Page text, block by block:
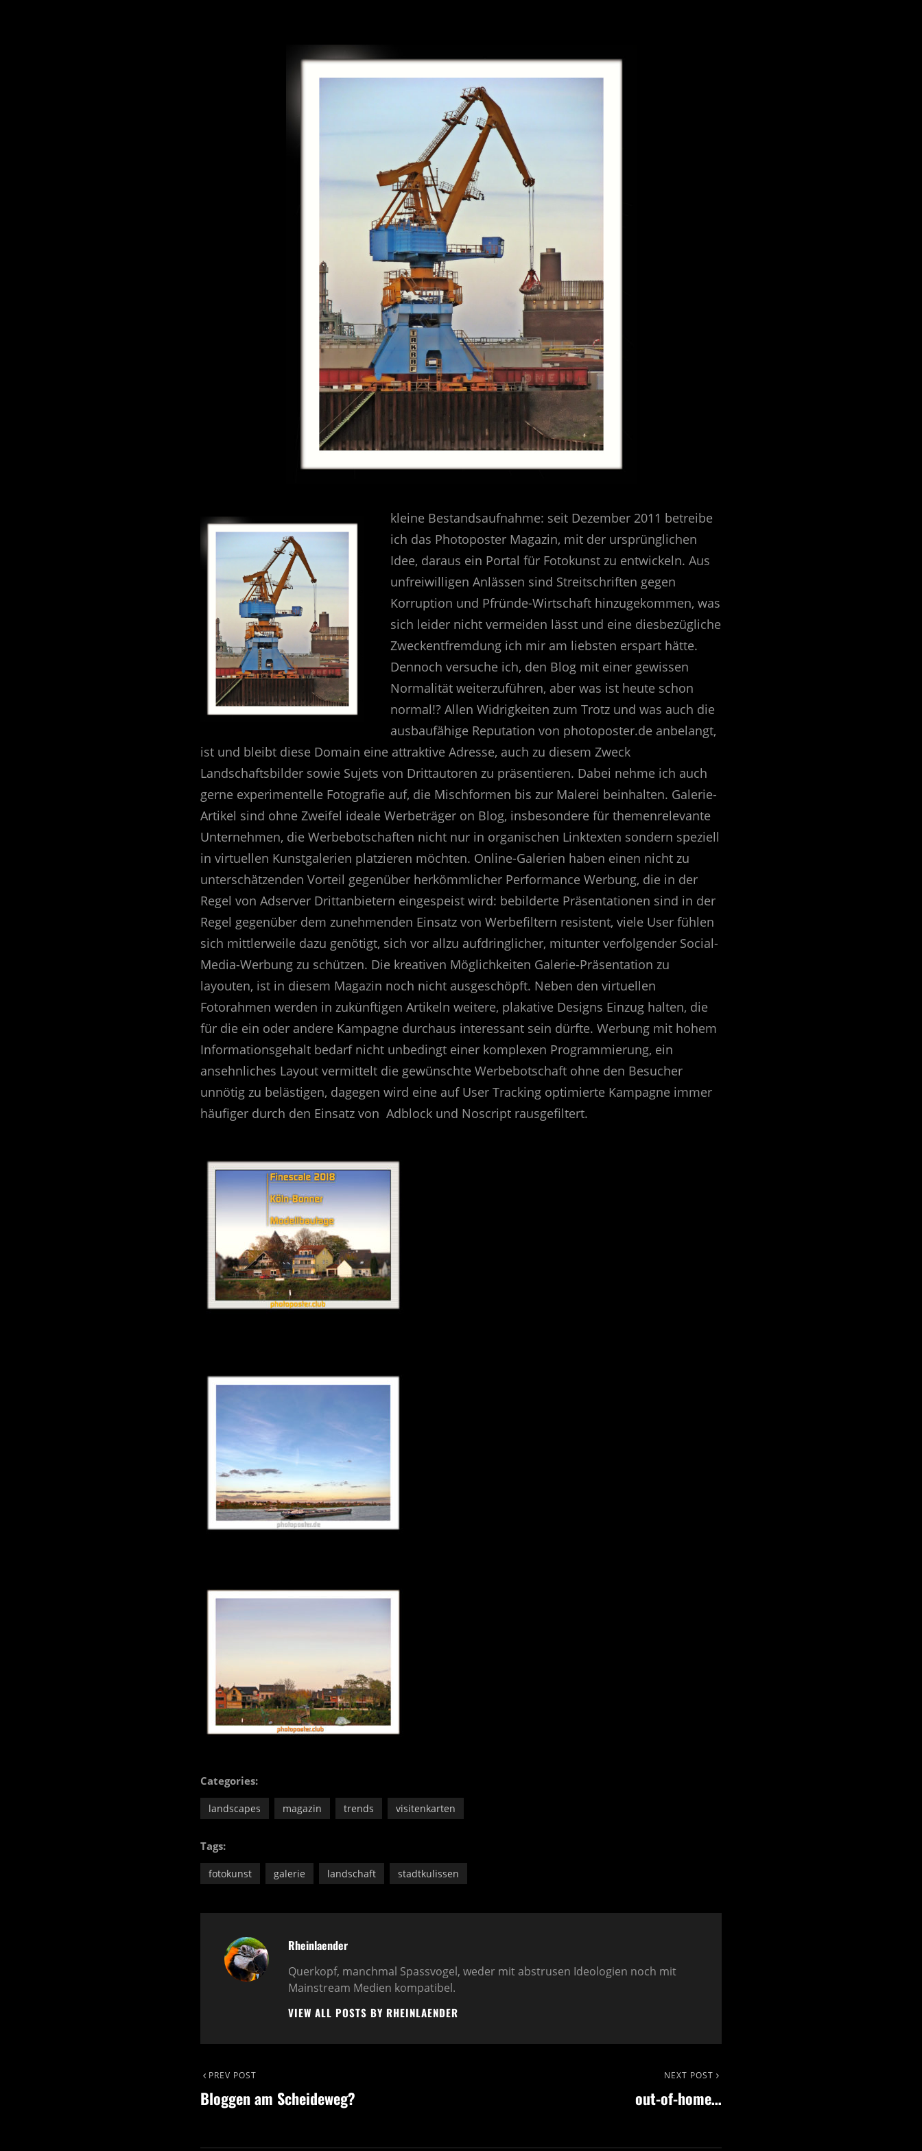
kleine Bestandsaufnahme: seit Dezember 2011 betreibe
ich das Photoposter Magazin, mit der ursprünglichen
Idee, daraus ein Portal für Fotokunst zu entwickeln. Aus
unfreiwilligen Anlässen sind Streitschriften gegen
Korruption und Pfründe-Wirtschaft hinzugekommen, was
sich leider nicht vermeiden lässt und eine diesbezügliche
Zweckentfremdung ich mir am liebsten erspart hätte.
Dennoch versuche ich, den Blog mit einer gewissen
Normalität weiterzuführen, aber was ist heute schon
normal!? Allen Widrigkeiten zum Trotz und was auch die
ausbaufähige Reputation von photoposter.de anbelangt,
ist und bleibt diese Domain eine attraktive Adresse, auch zu diesem Zweck
Landschaftsbilder sowie Sujets von Drittautoren zu präsentieren. Dabei nehme ich auch
gerne experimentelle Fotografie auf, die Mischformen bis zur Malerei beinhalten. Galerie-
Artikel sind ohne Zweifel ideale Werbeträger on Blog, insbesondere für themenrelevante
Unternehmen, die Werbebotschaften nicht nur in organischen Linktexten sondern speziell
in virtuellen Kunstgalerien platzieren möchten. Online-Galerien haben einen nicht zu
unterschätzenden Vorteil gegenüber herkömmlicher Performance Werbung, die in der
Regel von Adserver Drittanbietern eingespeist wird: bebilderte Präsentationen sind in der
Regel gegenüber dem zunehmenden Einsatz von Werbefiltern resistent, viele User fühlen
sich mittlerweile dazu genötigt, sich vor allzu aufdringlicher, mitunter verfolgender Social-
Media-Werbung zu schützen. Die kreativen Möglichkeiten Galerie-Präsentation zu
layouten, ist in diesem Magazin noch nicht ausgeschöpft. Neben den virtuellen
Fotorahmen werden in zukünftigen Artikeln weitere, plakative Designs Einzug halten, die
für die ein oder andere Kampagne durchaus interessant sein dürfte. Werbung mit hohem
Informationsgehalt bedarf nicht unbedingt einer komplexen Programmierung, ein
ansehnliches Layout vermittelt die gewünschte Werbebotschaft ohne den Besucher
unnötig zu belästigen, dagegen wird eine auf User Tracking optimierte Kampagne immer
häufiger durch den Einsatz von Adblock und Noscript rausgefiltert.
Categories:
landscapes magazin trends visitenkarten
Tags:
fotokunst galerie landschaft stadtkulissen
Author:
Rheinlaender
Querkopf, manchmal Spassvogel, weder mit abstrusen Ideologien noch mit
Mainstream Medien kompatibel.
VIEW ALL POSTS BY RHEINLAENDER
Beitragsnavigation
Previous
Post
PREV POST
Bloggen am Scheideweg?
NEXT POST
out-of-home…